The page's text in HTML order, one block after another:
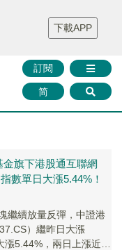
財華證券 媒體矩陣
智庫沙龍
聯絡我們
訂閱
简
下載APP
旗下港股通互聯網
數單日大漲5.44%！
繼續放量反彈，中證港
）繼昨日大漲
漲5.44%，兩日上漲近